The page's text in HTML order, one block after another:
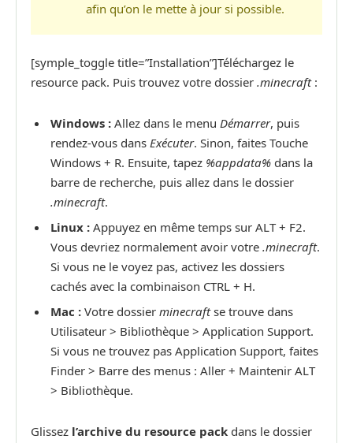
afin qu’on le mette à jour si possible.
[symple_toggle title=”Installation”]Téléchargez le
resource pack. Puis trouvez votre dossier .minecraft:
Windows : Allez dans le menu Démarrer, puis
rendez-vous dans Exécuter. Sinon, faites Touche
Windows + R. Ensuite, tapez %appdata% dans la
barre de recherche, puis allez dans le dossier
.minecraft.
Linux : Appuyez en même temps sur ALT + F2.
Vous devriez normalement avoir votre .minecraft.
Si vous ne le voyez pas, activez les dossiers
cachés avec la combinaison CTRL + H.
Mac : Votre dossier minecraftse trouve dans
Utilisateur > Bibliothèque > Application Support.
Si vous ne trouvez pas Application Support, faites
Finder > Barre des menus : Aller + Maintenir ALT
> Bibliothèque.
Glissez l’archive du resource pack dans le dossier